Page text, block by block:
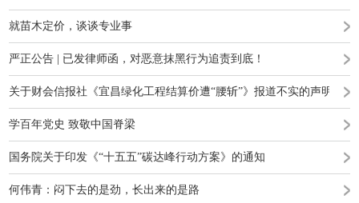
就苗木定价，谈谈专业事
严正公告 | 已发律师函，对恶意抹黑行为追责到底！
关于财会信报社《宜昌绿化工程结算价遭“腰斩”》报道不实的声明
学百年党史 致敬中国脊梁
国务院关于印发《“十五五”碳达峰行动方案》的通知
何伟青：闷下去的是劲，长出来的是路